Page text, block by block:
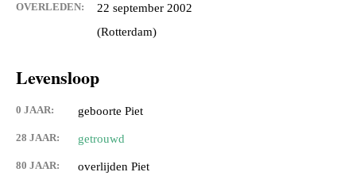
OVERLEDEN:
22 september 2002
(Rotterdam)
Levensloop
0 JAAR: geboorte Piet
28 JAAR: getrouwd
80 JAAR: overlijden Piet